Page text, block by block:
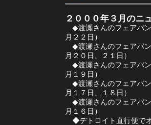
２０００年３月のニ
◆渡瀬さんのフェアバ
月２２日）
◆渡瀬さんのフェアバ
月２０日、２１日）
◆渡瀬さんのフェアバ
月１９日）
◆渡瀬さんのフェアバ
月１７日、１８日）
◆渡瀬さんのフェアバ
月１６日）
◆デトロイト直行便で